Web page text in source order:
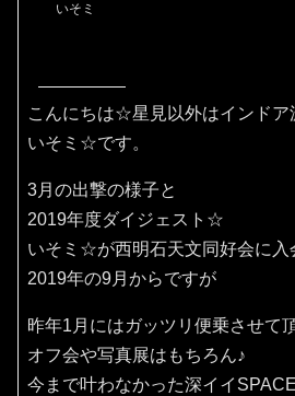
いそミ
こんにちは☆星見以外はインドア
いそミ☆です。
3月の出撃の様子と
2019年度ダイジェスト☆
いそミ☆が西明石天文同好会に入
2019年の9月からですが
昨年1月にはガッツリ便乗させて
オフ会や写真展はもちろん♪
今まで叶わなかった深イイ